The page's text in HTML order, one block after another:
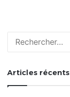
Articles récents